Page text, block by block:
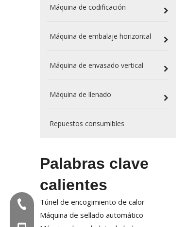
Máquina de codificación
Máquina de embalaje horizontal
Máquina de envasado vertical
Máquina de llenado
Repuestos consumibles
Palabras clave
calientes
Túnel de encogimiento de calor
Máquina de sellado automático
Tel:+86-577-88627766